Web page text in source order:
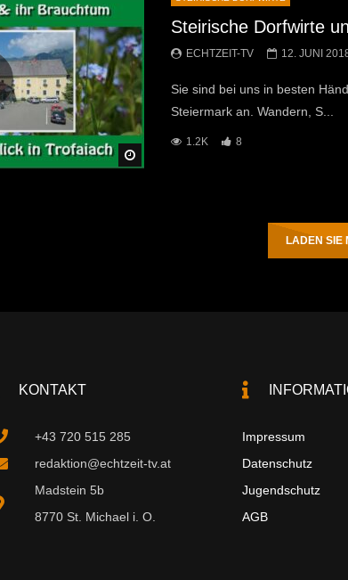
Steirische Dorfwirte
ECHTZEIT-TV 12. JUNI
Sie sind bei uns in besten
Steiermark an. Wandern, S...
1.2K 8
LADEN SIE
KONTAKT
+43 720 515 285
redaktion@echtzeit-tv.at
Madstein 5b
8770 St. Michael i. O.
Impressum
Datenschutz
Jugendschutz
AGB